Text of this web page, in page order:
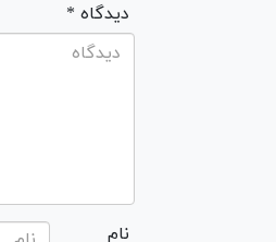
* دیدگاه
نام